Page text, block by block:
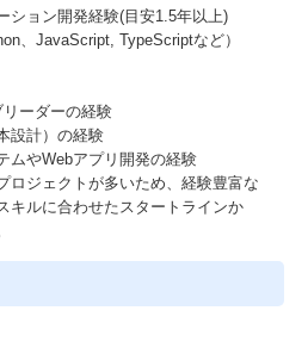
ション開発経験(目安1.5年以上)
、JavaScript, TypeScriptなど）
リーダーの経験
設計）の経験
ムやWebアプリ開発の経験
ロジェクトが多いため、経験豊富な
キルに合わせたスタートラインか